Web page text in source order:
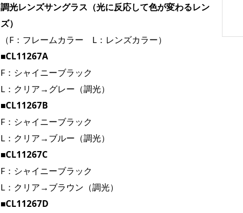
調光レンズサングラス（光に反応して色が変わるレン
ズ）
（F：フレームカラー L：レンズカラー）
■CL11267A
F：シャイニーブラック
L：クリア→グレー（調光）
■CL11267B
F：シャイニーブラック
L：クリア→ブルー（調光）
■CL11267C
F：シャイニーブラック
L：クリア→ブラウン（調光）
■CL11267D